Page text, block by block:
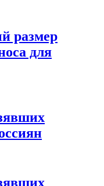
размер
для